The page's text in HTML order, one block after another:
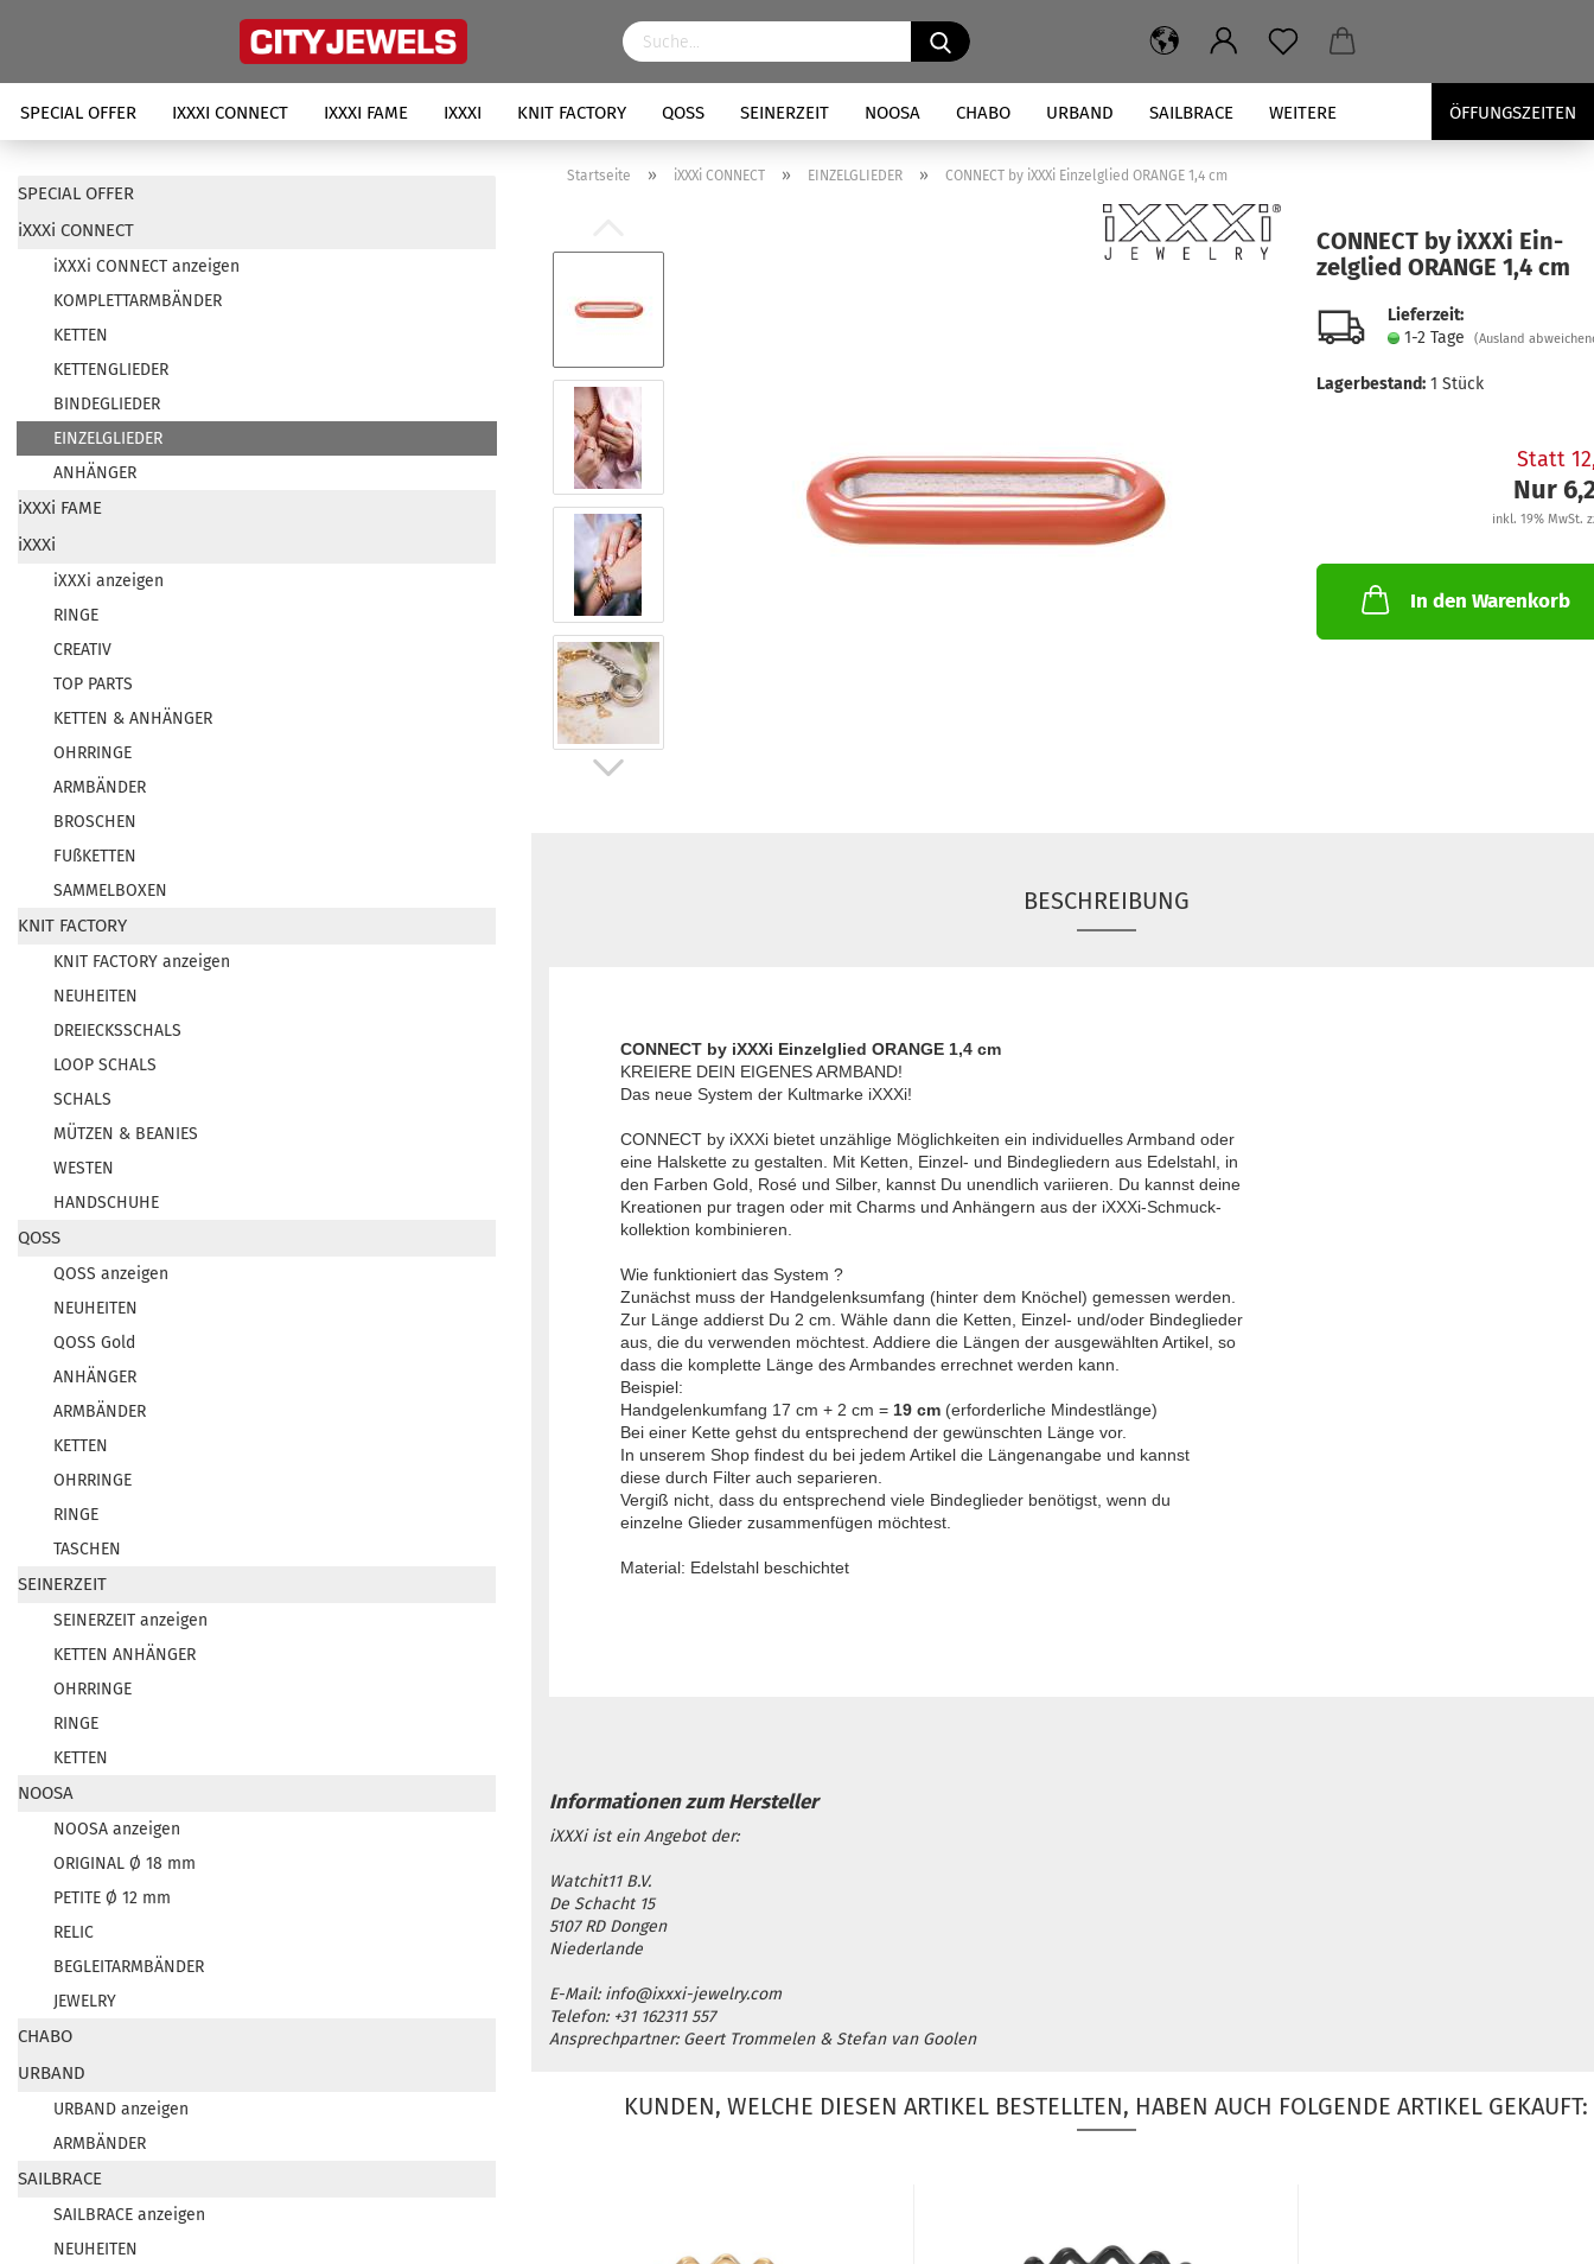
SPECIAL OFFER IXXXI CONNECT IXXXI FAME IXXXI KNIT FACTORY QOSS SEINERZEIT NOOSA CHABO URBAND SAILBRACE ÖFFUNGSZEITEN
WEITERE
Startseite » iXXXi CONNECT » EINZELGLIEDER » CONNECT by iXXXi Einzelglied ORANGE 1,4 cm
CON­NECT by iXXXi Ein­
zel­glied ORAN­GE 1,4 cm
Lieferzeit:
1-2 Tage
(Ausland
Lagerbestand: 1 Stück
Statt
Nur
inkl. 19% MwSt.
In den Warenkorb
BESCHREIBUNG
CONNECT by iXXXi Einzelglied ORANGE 1,4 cm
KREIERE DEIN EIGENES ARMBAND!
Das neue System der Kultmarke iXXXi!
CONNECT by iXXXi bietet unzählige Möglichkeiten ein individuelles Armband oder
eine Halskette zu gestalten. Mit Ketten, Einzel- und Bindegliedern aus Edelstahl, in
den Farben Gold, Rosé und Silber, kannst Du unendlich variieren. Du kannst deine
Kreationen pur tragen oder mit Charms und Anhängern aus der iXXXi-Schmuck-
kollektion kombinieren.
Wie funktioniert das System ?
Zunächst muss der Handgelenksumfang (hinter dem Knöchel) gemessen werden.
Zur Länge addierst Du 2 cm. Wähle dann die Ketten, Einzel- und/oder Bindeglieder
aus, die du verwenden möchtest. Addiere die Längen der ausgewählten Artikel, so
dass die komplette Länge des Armbandes errechnet werden kann.
Beispiel:
Handgelenkumfang 17 cm + 2 cm = 19 cm(erforderliche Mindestlänge)
Bei einer Kette gehst du entsprechend der gewünschten Länge vor.
In unserem Shop findest du bei jedem Artikel die Längenangabe und kannst
diese durch Filter auch separieren.
Vergiß nicht, dass du entsprechend viele Bindeglieder benötigst, wenn du
einzelne Glieder zusammenfügen möchtest.
Material: Edelstahl beschichtet
iXXXi ist ein Angebot der:
Watchit11 B.V.
De Schacht 15
5107 RD Dongen
Niederlande
E-Mail: info@ixxxi-jewelry.com
Telefon: +31 162311 557
Ansprechpartner: Geert Trommelen & Stefan van Goolen
KUNDEN, WELCHE DIESEN ARTIKEL BESTELLTEN, HABEN AUCH FOLGENDE ARTIKEL GEKAUFT:
SPECIAL OFFER
iXXXi CONNECT
iXXXi CONNECT anzeigen
KOMPLETTARMBÄNDER
KETTEN
KETTENGLIEDER
BINDEGLIEDER
EINZELGLIEDER
ANHÄNGER
iXXXi FAME
iXXXi
iXXXi anzeigen
RINGE
CREATIV
TOP PARTS
KETTEN & ANHÄNGER
OHRRINGE
ARMBÄNDER
BROSCHEN
FUßKETTEN
SAMMELBOXEN
KNIT FACTORY
KNIT FACTORY anzeigen
NEUHEITEN
DREIECKSSCHALS
LOOP SCHALS
SCHALS
MÜTZEN & BEANIES
WESTEN
HANDSCHUHE
QOSS
QOSS anzeigen
NEUHEITEN
QOSS Gold
ANHÄNGER
ARMBÄNDER
KETTEN
OHRRINGE
RINGE
TASCHEN
SEINERZEIT
SEINERZEIT anzeigen
KETTEN ANHÄNGER
OHRRINGE
RINGE
KETTEN
NOOSA
NOOSA anzeigen
ORIGINAL Ø 18 mm
PETITE Ø 12 mm
RELIC
BEGLEITARMBÄNDER
JEWELRY
CHABO
URBAND
URBAND anzeigen
ARMBÄNDER
SAILBRACE
SAILBRACE anzeigen
NEUHEITEN